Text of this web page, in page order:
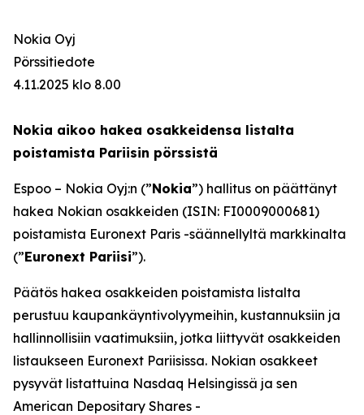
Nokia Oyj
Pörssitiedote
4.11.2025 klo 8.00
Nokia aikoo hakea osakkeidensa listalta
poistamista Pariisin pörssistä
Espoo – Nokia Oyj:n (”Nokia”) hallitus on päättänyt
hakea Nokian osakkeiden (ISIN: FI0009000681)
poistamista Euronext Paris -säännellyltä markkinalta
(”Euronext Pariisi”).
Päätös hakea osakkeiden poistamista listalta
perustuu kaupankäyntivolyymeihin, kustannuksiin ja
hallinnollisiin vaatimuksiin, jotka liittyvät osakkeiden
listaukseen Euronext Pariisissa. Nokian osakkeet
pysyvät listattuina Nasdaq Helsingissä ja sen
American Depositary Shares -